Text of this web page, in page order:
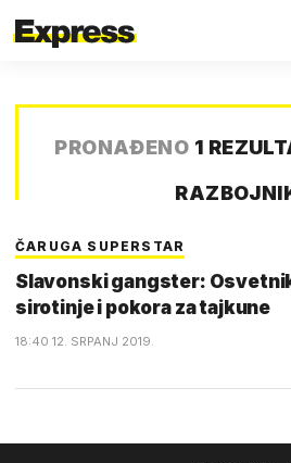
PRONAĐENO 1
ČARUGA SUPERSTAR
Slavonski gangster:
sirotinje i pokora za tajkune
18:40 12. SRPANJ 2019.